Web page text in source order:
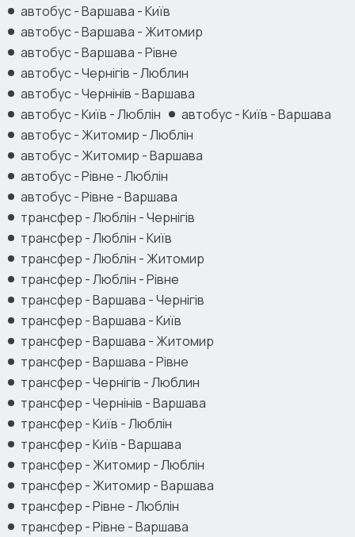
автобус - Варшава - Київ
автобус - Варшава - Житомир
автобус - Варшава - Рівне
автобус - Чернігів - Люблин
автобус - Чернінів - Варшава
автобус - Київ - Люблін
автобус - Київ - Варшава
автобус - Житомир - Люблін
автобус - Житомир - Варшава
автобус - Рівне - Люблін
автобус - Рівне - Варшава
трансфер - Люблін - Чернігів
трансфер - Люблін - Київ
трансфер - Люблін - Житомир
трансфер - Люблін - Рівне
трансфер - Варшава - Чернігів
трансфер - Варшава - Київ
трансфер - Варшава - Житомир
трансфер - Варшава - Рівне
трансфер - Чернігів - Люблин
трансфер - Чернінів - Варшава
трансфер - Київ - Люблін
трансфер - Київ - Варшава
трансфер - Житомир - Люблін
трансфер - Житомир - Варшава
трансфер - Рівне - Люблін
трансфер - Рівне - Варшава